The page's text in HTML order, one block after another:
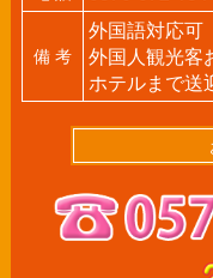
備 考
外国語対応可
外国人観光客
ホテルまで送